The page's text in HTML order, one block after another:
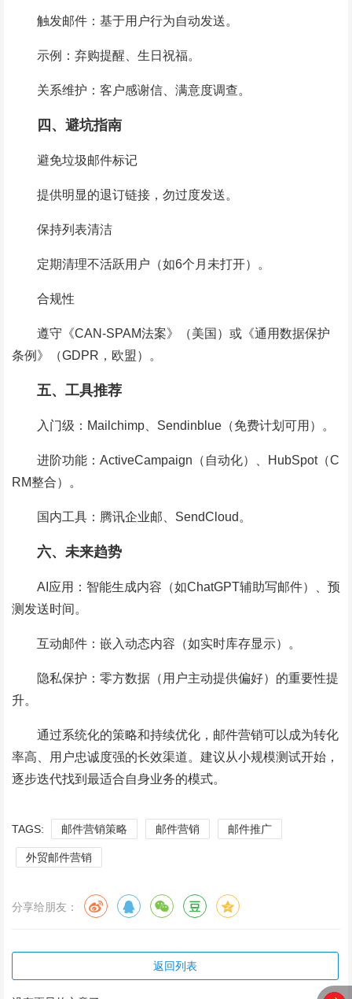
触发邮件：基于用户行为自动发送。
示例：弃购提醒、生日祝福。
关系维护：客户感谢信、满意度调查。
四、避坑指南
避免垃圾邮件标记
提供明显的退订链接，勿过度发送。
保持列表清洁
定期清理不活跃用户（如6个月未打开）。
合规性
遵守《CAN-SPAM法案》（美国）或《通用数据保护
条例》（GDPR，欧盟）。
五、工具推荐
入门级：Mailchimp、Sendinblue（免费计划可用）。
进阶功能：ActiveCampaign（自动化）、HubSpot（C
RM整合）。
国内工具：腾讯企业邮、SendCloud。
六、未来趋势
AI应用：智能生成内容（如ChatGPT辅助写邮件）、预
测发送时间。
互动邮件：嵌入动态内容（如实时库存显示）。
隐私保护：零方数据（用户主动提供偏好）的重要性提
升。
通过系统化的策略和持续优化，邮件营销可以成为转化
率高、用户忠诚度强的长效渠道。建议从小规模测试开始，
逐步迭代找到最适合自身业务的模式。
TAGS: 邮件营销策略 邮件营销 邮件推广
外贸邮件营销
分享给朋友：
返回列表